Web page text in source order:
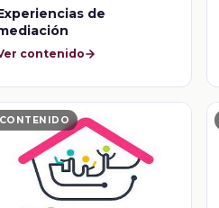
de
contenido
CONTENIDO